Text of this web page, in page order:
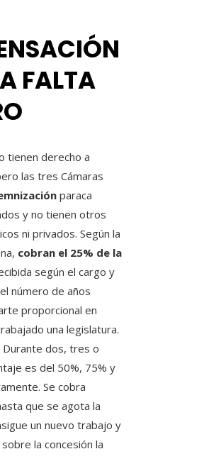
FALTA
tienen derecho a
las tres Cámaras
paraca
​​y no tienen otros
ni privados. Según la
cobran el 25% de la
según el cargo y
número de años
proporcional en
una legislatura.
Durante dos, tres o
es del 50%, 75% y
Se cobra
que se agota la
un nuevo trabajo y
la concesión la